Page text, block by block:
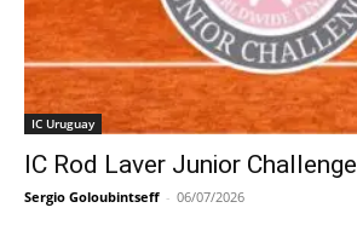
IC Uruguay
IC Rod Laver Junior Challenge
Sergio Goloubintseff - 06/07/2026